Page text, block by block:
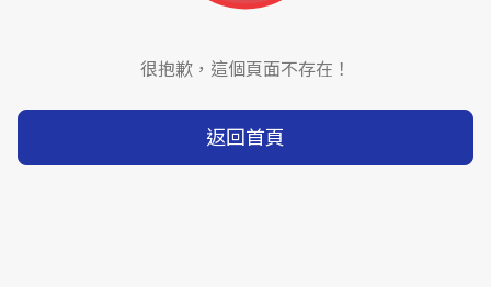
很抱歉，這個頁面不存在！
返回首頁